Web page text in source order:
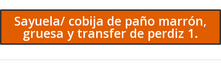
Sayuela/ cobija de paño marrón,
gruesa y transfer de perdiz 1.